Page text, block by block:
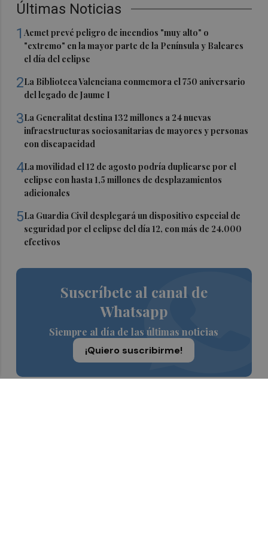
Últimas Noticias
1Aemet prevé peligro de incendios "muy alto" o
"extremo" en la mayor parte de la Península y Baleares
el día del eclipse
2La Biblioteca Valenciana conmemora el 750 aniversario
del legado de Jaume I
3La Generalitat destina 132 millones a 24 nuevas
infraestructuras sociosanitarias de mayores y personas
con discapacidad
4La movilidad el 12 de agosto podría duplicarse por el
eclipse con hasta 1,5 millones de desplazamientos
adicionales
5La Guardia Civil desplegará un dispositivo especial de
seguridad por el eclipse del día 12, con más de 24.000
efectivos
Suscríbete al canal de
Whatsapp
Siempre al día de las últimas noticias
¡Quiero suscribirme!